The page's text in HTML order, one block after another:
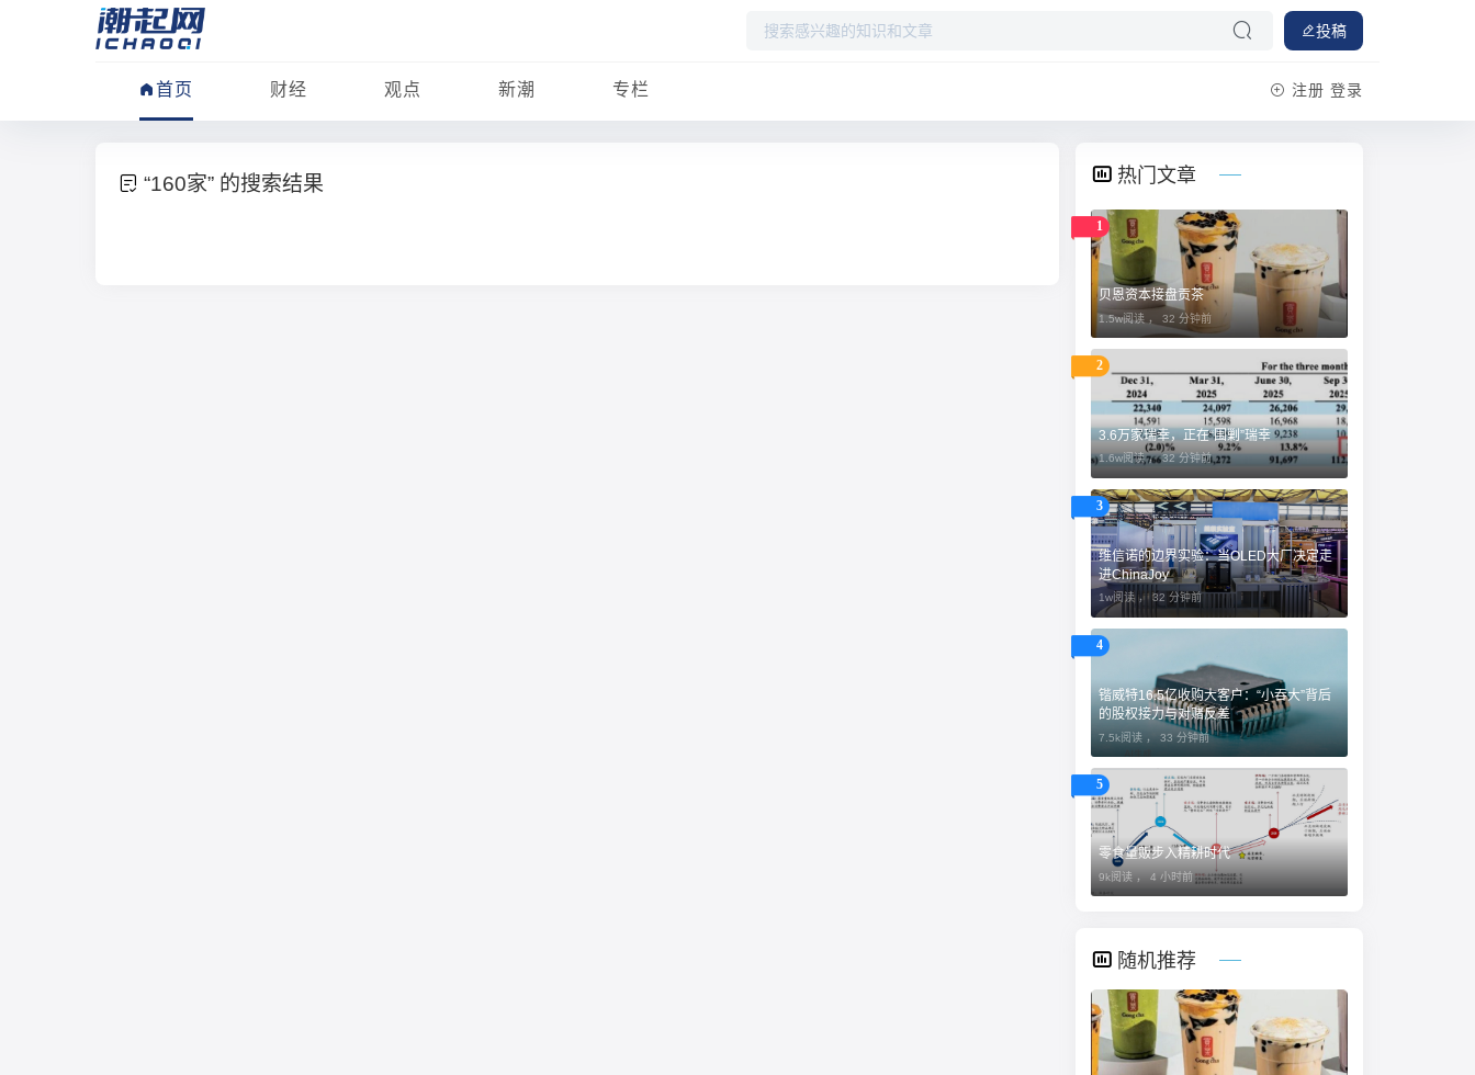
投稿
首页 财经 观点 新潮 专栏 注册 登录
“160家” 的搜索结果 热门文章
1
贝恩资本接盘贡茶
1.5w阅读 ， 32 分钟前
2
3.6万家瑞幸，正在“围剿”瑞幸
1.6w阅读 ，32 分钟前
3
维信诺的边界实验：当OLED大厂决定走
进ChinaJoy
1w阅读 ， 32 分钟前
4
锴威特16.5亿收购大客户：“小吞大”背后
的股权接力与对赌反差
7.5k阅读 ， 33 分钟前
5
零食量贩步入精耕时代
9k阅读 ， 4 小时前
随机推荐